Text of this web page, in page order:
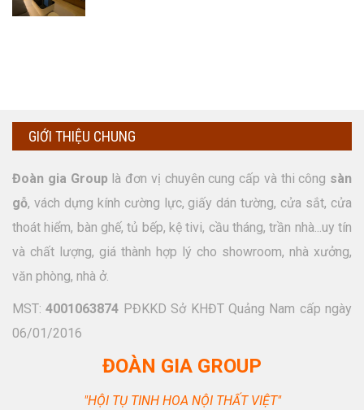
GIỚI THIỆU CHUNG
Đoàn gia Group là đơn vị chuyên cung cấp và thi công sàn
gỗ, vách dựng kính cường lực, giấy dán tường, cửa sắt, cửa
thoát hiểm, bàn ghế, tủ bếp, kệ tivi, cầu tháng, trần nhà...uy tín
và chất lượng, giá thành hợp lý cho showroom, nhà xưởng,
văn phòng, nhà ở.
MST:4001063874 PĐKKD Sở KHĐT Quảng Nam cấp ngày
06/01/2016
ĐOÀN GIA GROUP
"HỘI TỤ TINH HOA NỘI THẤT VIỆT"